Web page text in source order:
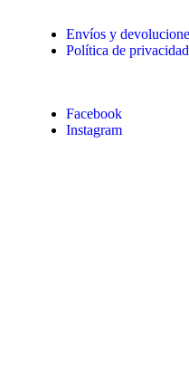
Envíos y
Política de privacidad
Facebook
Instagram